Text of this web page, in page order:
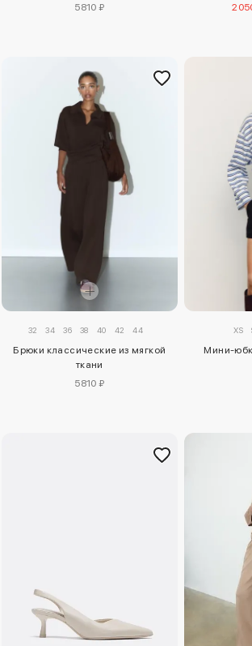
5810 ₽
32 34 36 38 40 42 44
Брюки классические из мягкой
ткани
5810 ₽
XS
Мини-